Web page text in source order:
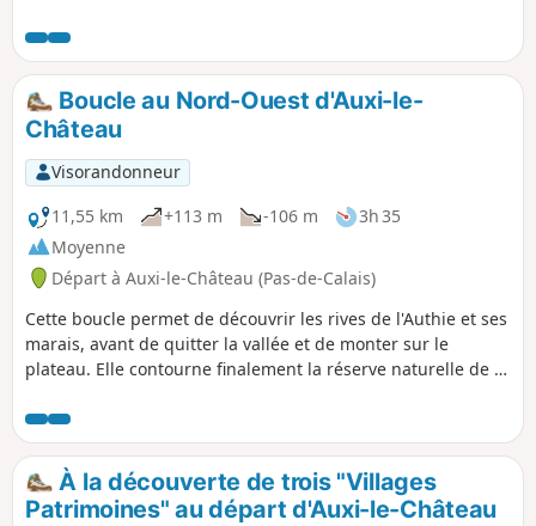
très beaux sentiers : au départ, la montée sur le plateau
puis, à Remaisnil, la descente par le Bois de Courcelles.
Boucle au Nord-Ouest d'Auxi-le-
Château
Visorandonneur
11,55 km
+113 m -106 m
3h 35
Moyenne
Départ à Auxi-le-Château (Pas-de-Calais)
Cette boucle permet de découvrir les rives de l'Authie et ses
marais, avant de quitter la vallée et de monter sur le
plateau. Elle contourne finalement la réserve naturelle de la
Château et son église classée du XVe siècle.
À la découverte de trois "Villages
Patrimoines" au départ d'Auxi-le-Château